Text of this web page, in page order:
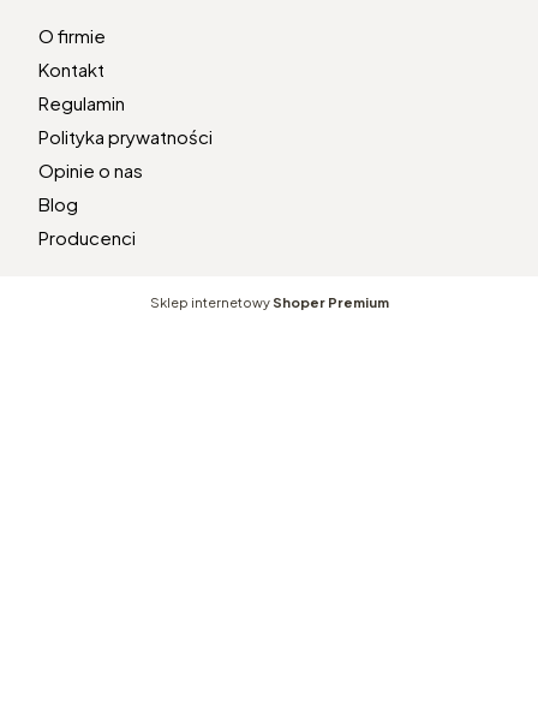
O firmie
Kontakt
Regulamin
Polityka prywatności
Opinie o nas
Blog
Producenci
Sklep internetowy Shoper Premium